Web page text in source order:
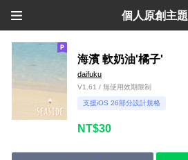
個人原創主題
海濱 軟奶油'橘子'
daifuku
V1.61 / 無使用效期限制
支援iOS 26部分設計規格
NT$30